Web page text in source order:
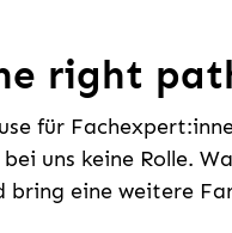
right
für
uns keine Rolle.
bring eine weitere